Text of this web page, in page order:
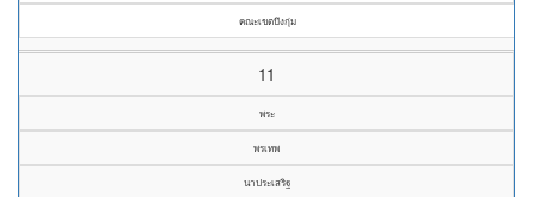
คณะเขตบึงกุ่ม
11
พระ
พรเทพ
นาประเสริฐ